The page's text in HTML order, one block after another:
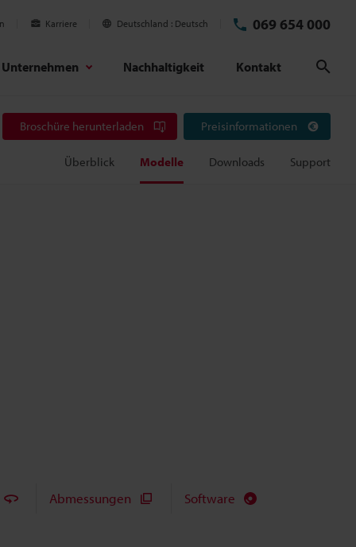
Karriere Deutschland Deutsch 069 654 000
Unternehmen Nachhaltigkeit Kontakt
Broschüre herunterladen Preisinformationen
Überblick Modelle Downloads Support
Abmessungen Software